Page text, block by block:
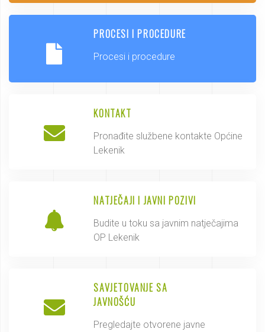
PROCESI I PROCEDURE
Procesi i procedure
KONTAKT
Pronađite službene kontakte Općine
Lekenik
NATJEČAJI I JAVNI POZIVI
Budite u toku sa javnim natječajima
OP Lekenik
SAVJETOVANJE SA
JAVNOŠĆU
Pregledajte otvorene javne